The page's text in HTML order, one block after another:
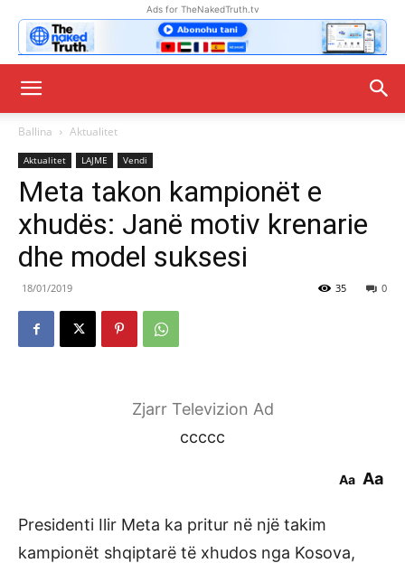
Ads for TheNakedTruth.tv
Ballina Aktualitet
Aktualitet LAJME Vendi
Meta takon kampionët e
xhudës: Janë motiv krenarie
dhe model suksesi
18/01/2019 0
35
Zjarr Televizion Ad
ccccc
Aa Aa
Presidenti Ilir Meta ka pritur në një takim
kampionët shqiptarë të xhudos nga Kosova,